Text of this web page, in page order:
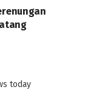
today